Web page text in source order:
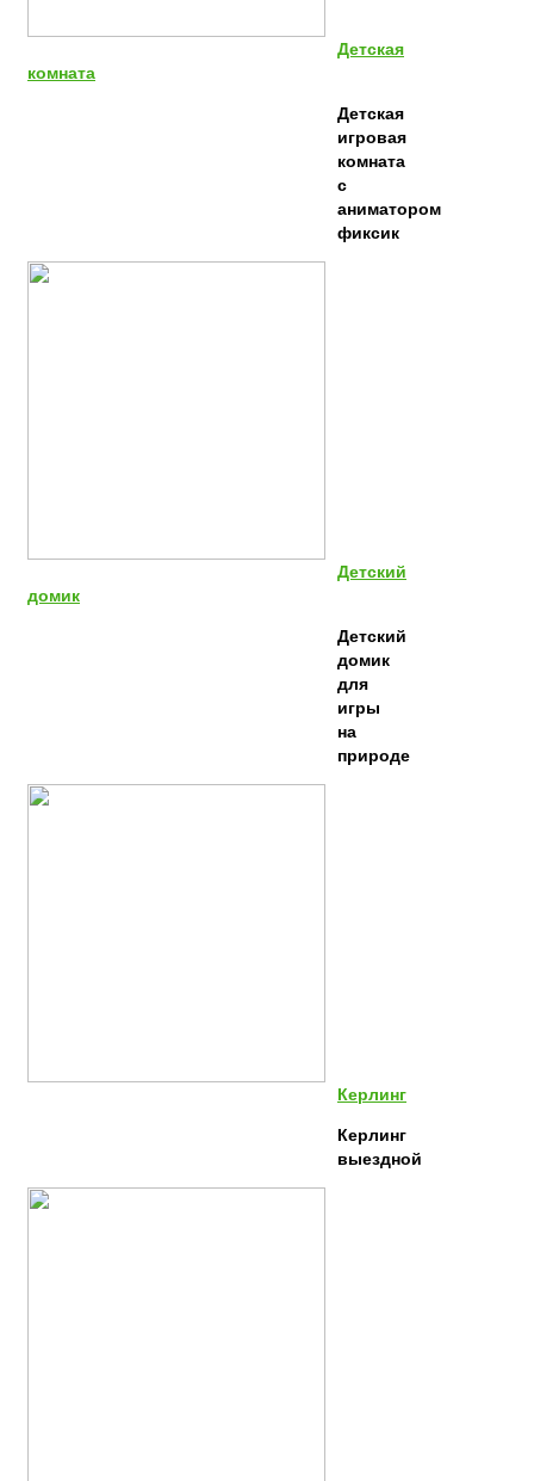
Детская
комната
Детская
игровая
комната
с
аниматором
фиксик
Детский
домик
Детский
домик
для
игры
на
природе
Керлинг
Керлинг
выездной